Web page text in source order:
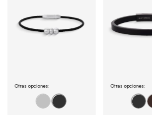
Otras opciones: Otras opciones: